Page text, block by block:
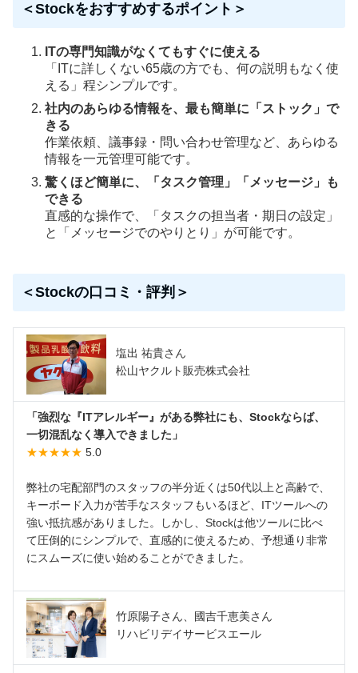
＜Stockをおすすめするポイント＞
ITの専門知識がなくてもすぐに使える
「ITに詳しくない65歳の方でも、何の説明もなく使
える」程シンプルです。
社内のあらゆる情報を、最も簡単に「ストック」で
きる
作業依頼、議事録・問い合わせ管理など、あらゆる
情報を一元管理可能です。
驚くほど簡単に、「タスク管理」「メッセージ」も
できる
直感的な操作で、「タスクの担当者・期日の設定」
と「メッセージでのやりとり」が可能です。
＜Stockの口コミ・評判＞
塩出 祐貴さん
松山ヤクルト販売株式会社
「強烈な『ITアレルギー』がある弊社にも、Stockならば、
一切混乱なく導入できました」
★★★★★ 5.0
弊社の宅配部門のスタッフの半分近くは50代以上と高齢で、
キーボード入力が苦手なスタッフもいるほど、ITツールへの
強い抵抗感がありました。しかし、Stockは他ツールに比べ
て圧倒的にシンプルで、直感的に使えるため、予想通り非常
にスムーズに使い始めることができました。
竹原陽子さん、國吉千恵美さん
リハビリデイサービスエール